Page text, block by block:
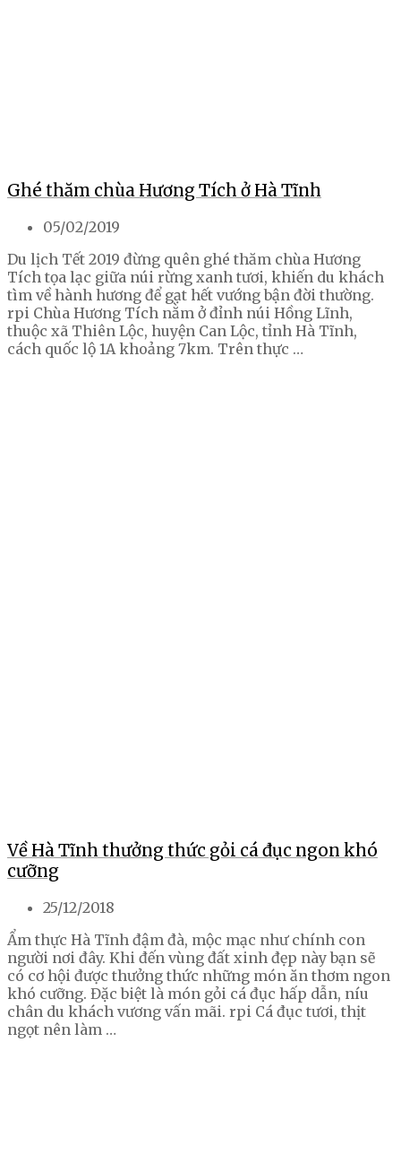
Ghé thăm chùa Hương Tích ở Hà Tĩnh
05/02/2019
Du lịch Tết 2019 đừng quên ghé thăm chùa Hương
Tích tọa lạc giữa núi rừng xanh tươi, khiến du khách
tìm về hành hương để gạt hết vướng bận đời thường.
rpi Chùa Hương Tích nằm ở đỉnh núi Hồng Lĩnh,
thuộc xã Thiên Lộc, huyện Can Lộc, tỉnh Hà Tĩnh,
cách quốc lộ 1A khoảng 7km. Trên thực …
Về Hà Tĩnh thưởng thức gỏi cá đục ngon khó
cưỡng
25/12/2018
Ẩm thực Hà Tĩnh đậm đà, mộc mạc như chính con
người nơi đây. Khi đến vùng đất xinh đẹp này bạn sẽ
có cơ hội được thưởng thức những món ăn thơm ngon
khó cưỡng. Đặc biệt là món gỏi cá đục hấp dẫn, níu
chân du khách vương vấn mãi. rpi Cá đục tươi, thịt
ngọt nên làm …